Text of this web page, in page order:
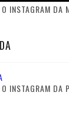
INSTAGRAM DA
INSTAGRAM DA